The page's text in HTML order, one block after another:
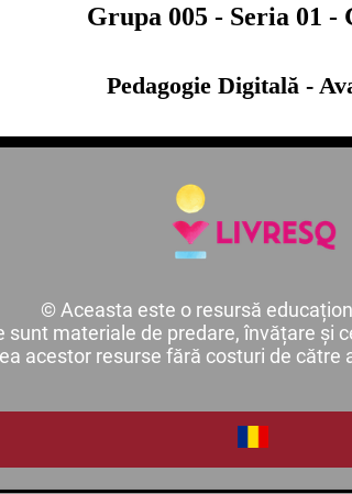
Grupa 005 - Seria 01 -
Pedagogie Digitală -
© Aceasta este o resursă
sunt materiale de predare, învățare și
acestor resurse fără costuri de către